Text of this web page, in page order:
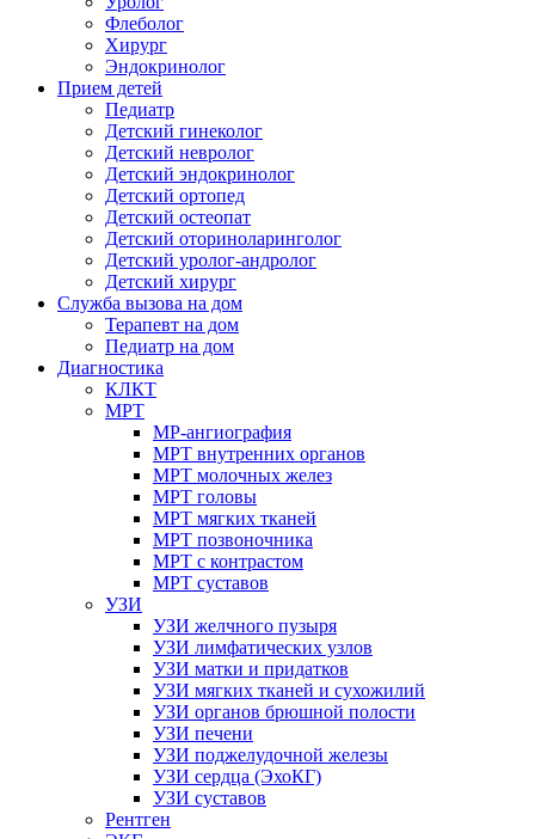
Флеболог
Хирург
Эндокринолог
Прием детей
Педиатр
Детский гинеколог
Детский невролог
Детский эндокринолог
Детский ортопед
Детский остеопат
Детский оториноларинголог
Детский уролог-андролог
Детский хирург
Служба вызова на дом
Терапевт на дом
Педиатр на дом
Диагностика
КЛКТ
МРТ
МР-ангиография
МРТ внутренних органов
МРТ молочных желез
МРТ головы
МРТ мягких тканей
МРТ позвоночника
МРТ с контрастом
МРТ суставов
УЗИ
УЗИ желчного пузыря
УЗИ лимфатических узлов
УЗИ матки и придатков
УЗИ мягких тканей и сухожилий
УЗИ органов брюшной полости
УЗИ печени
УЗИ поджелудочной железы
УЗИ сердца (ЭхоКГ)
УЗИ суставов
Рентген